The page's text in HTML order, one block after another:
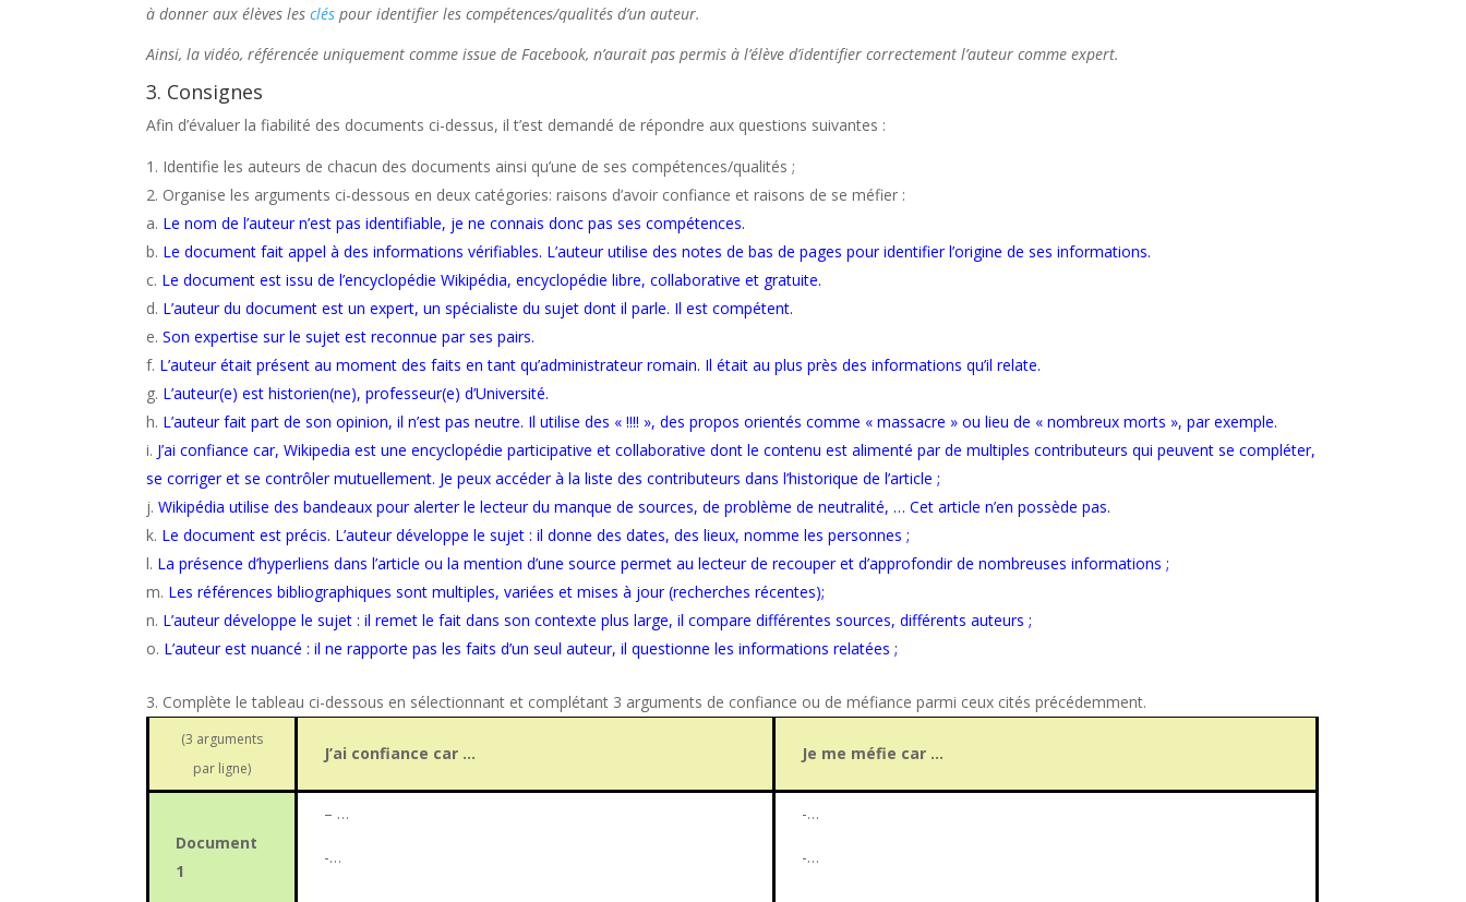
à donner aux élèves lesclés pour identifier les compétences/qualités d’un auteur.
Ainsi, la vidéo, référencée uniquement comme issue de Facebook, n’aurait pas permis à l’élève d’identifier correctement l’auteur comme expert.
3. Consignes
Afin d’évaluer la fiabilité des documents ci-dessus, il t’est demandé de répondre aux questions suivantes :
Identifie les auteurs de chacun des documents ainsi qu’une de ses compétences/qualités ;
Organise les arguments ci-dessous en deux catégories: raisons d’avoir confiance et raisons de se méfier :
Le nom de l’auteur n’est pas identifiable, je ne connais donc pas ses compétences.
Le document fait appel à des informations vérifiables. L’auteur utilise des notes de bas de pages pour identifier l’origine de ses informations.
Le document est issu de l’encyclopédie Wikipédia, encyclopédie libre, collaborative et gratuite.
L’auteur du document est un expert, un spécialiste du sujet dont il parle. Il est compétent.
Son expertise sur le sujet est reconnue par ses pairs.
L’auteur était présent au moment des faits en tant qu’administrateur romain. Il était au plus près des informations qu’il relate.
L’auteur(e) est historien(ne), professeur(e) d’Université.
L’auteur fait part de son opinion, il n’est pas neutre. Il utilise des « !!!! », des propos orientés comme « massacre » ou lieu de « nombreux morts », par exemple.
J’ai confiance car, Wikipedia est une encyclopédie participative et collaborative dont le contenu est alimenté par de multiples contributeurs qui peuvent se compléter,
se corriger et se contrôler mutuellement. Je peux accéder à la liste des contributeurs dans l’historique de l’article ;
Wikipédia utilise des bandeaux pour alerter le lecteur du manque de sources, de problème de neutralité, … Cet article n’en possède pas.
Le document est précis. L’auteur développe le sujet : il donne des dates, des lieux, nomme les personnes ;
La présence d’hyperliens dans l’article ou la mention d’une source permet au lecteur de recouper et d’approfondir de nombreuses informations ;
Les références bibliographiques sont multiples, variées et mises à jour (recherches récentes);
L’auteur développe le sujet : il remet le fait dans son contexte plus large, il compare différentes sources, différents auteurs ;
L’auteur est nuancé : il ne rapporte pas les faits d’un seul auteur, il questionne les informations relatées ;
Complète le tableau ci-dessous en sélectionnant et complétant 3 arguments de confiance ou de méfiance parmi ceux cités précédemment.
(3 arguments
par ligne)
J’ai confiance car … Je me méfie car …
Document
1
– …
-…
-…
-…